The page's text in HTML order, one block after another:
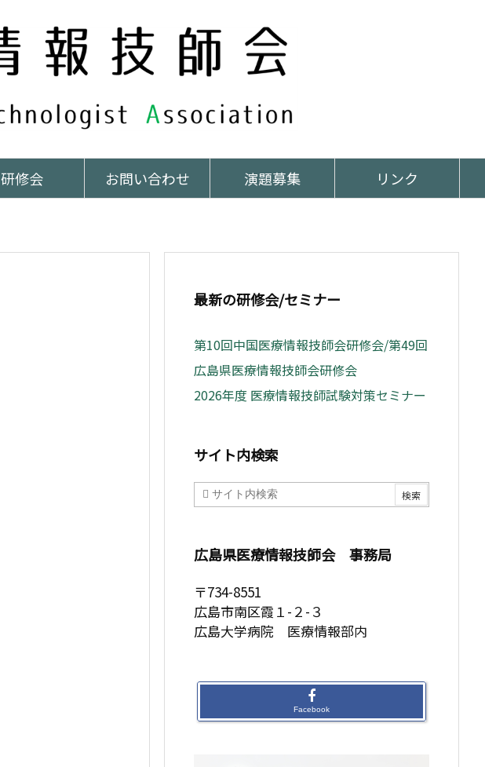
研修会 お問い合わせ 演題募集 リンク
最新の研修会/セミナー
第10回中国医療情報技師会研修会/第49回
広島県医療情報技師会研修会
2026年度 医療情報技師試験対策セミナー
サイト内検索
広島県医療情報技師会 事務局
〒734-8551
広島市南区霞１-２-３
広島大学病院 医療情報部内
Facebook